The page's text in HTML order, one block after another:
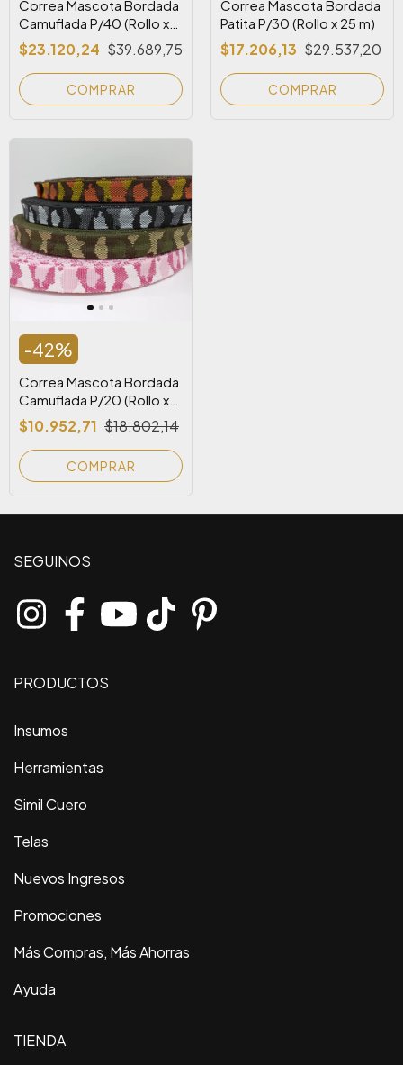
Correa Mascota Bordada
Camuflada P/40 (Rollo x
25 m)
$23.120,24 $39.689,75
COMPRAR
Correa Mascota Bordada
Patita P/30 (Rollo x 25 m)
$17.206,13 $29.537,20
COMPRAR
-42%
Correa Mascota Bordada
Camuflada P/20 (Rollo x
25 m)
$10.952,71 $18.802,14
COMPRAR
SEGUINOS
PRODUCTOS
Insumos
Herramientas
Simil Cuero
Telas
Nuevos Ingresos
Promociones
Más Compras, Más Ahorras
Ayuda
TIENDA